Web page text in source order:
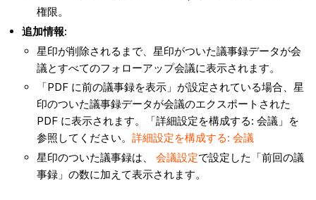
権限。
追加情報:
星印が削除されるまで、星印がついた議事録データが会
議とすべてのフォローアップ会議に表示されます。
「PDF に前の議事録を表示」が設定されている場合、星
印のついた議事録データが会議のエクスポートされた
PDF に表示されます。「詳細設定を構成する: 会議」を
参照してください。詳細設定を構成する: 会議
星印のついた議事録は、
会議設定で設定した「前回の議
事録」の数に加えて表示されます。